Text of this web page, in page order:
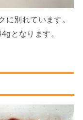
に別れています。
となります。